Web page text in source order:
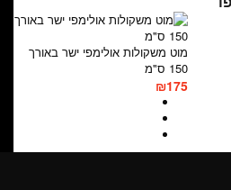
מוט משקולות אולימפי ישר באורך
150 ס"מ
₪175